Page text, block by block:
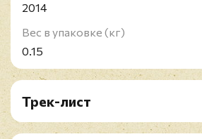
2014
Вес в упаковке (кг)
0.15
Трек-лист
1. Through
2. My Baby Just Cares For Me